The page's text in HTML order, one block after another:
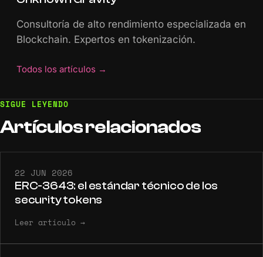
Consultoría de alto rendimiento especializada en
Blockchain. Expertos en tokenización.
Todos los artículos →
SIGUE LEYENDO
Artículosrelacionados
22 JUN 2026
ERC-3643: el estándar técnico de los
security tokens
Leer artículo →